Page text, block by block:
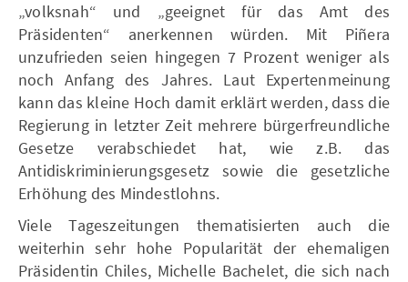
„volksnah“ und „geeignet für das Amt des
Präsidenten“ anerkennen würden. Mit Piñera
unzufrieden seien hingegen 7 Prozent weniger als
noch Anfang des Jahres. Laut Expertenmeinung
kann das kleine Hoch damit erklärt werden, dass die
Regierung in letzter Zeit mehrere bürgerfreundliche
Gesetze verabschiedet hat, wie z.B. das
Antidiskriminierungsgesetz sowie die gesetzliche
Erhöhung des Mindestlohns.
Viele Tageszeitungen thematisierten auch die
weiterhin sehr hohe Popularität der ehemaligen
Präsidentin Chiles, Michelle Bachelet, die sich nach